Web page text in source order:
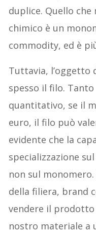
duplice. Quello
chimico è un
commodity, ed è
Tuttavia, l’oggetto
spesso il filo.
quantitativo, se il
euro, il filo può
evidente che la
specializzazione
non sul
della filiera, brand
vendere il
nostro materiale a